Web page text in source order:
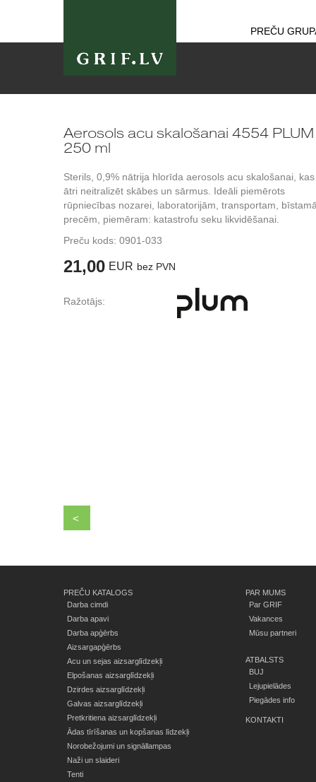
PREČU
Aerosols acu skalošanai 4554 PLUM
250 ml
Sterils, 0,9% nātrija hlorīda aerosols acu skalošanai,
ātri neitralizēt skābes un sārmus. Ideāli piemērots
rūpniecības nozarei, laboratorijām, transportam,
precēm, piemēram: katastrofu seku likvidēšanai.
Preču kods: 0901-033
21,00 EUR bez PVN
Ražotājs:
<
PREČU KATALOGS
Darba cimdi
Darba apavi
Darba apģērbs
Aizsargapģērbs
Acu un sejas aizsarglīdzekļi
Elpošanas aizsarglīdzekļi
Dzirdes aizsarglīdzekļi
Galvas aizsarglīdzekļi
Pretkritiena aizsarglīdzekļi
Ādas tīrīšanas un kopšanas līdzekļi
Norobežojumi un signāllampas
Naži un slaideri
Tenti
PAR MUMS
Par GRIF
Vakances
Mūsu partneri
ATBALSTS
BUJ
Lejupielādes
Piegādes info
KONTAKTI